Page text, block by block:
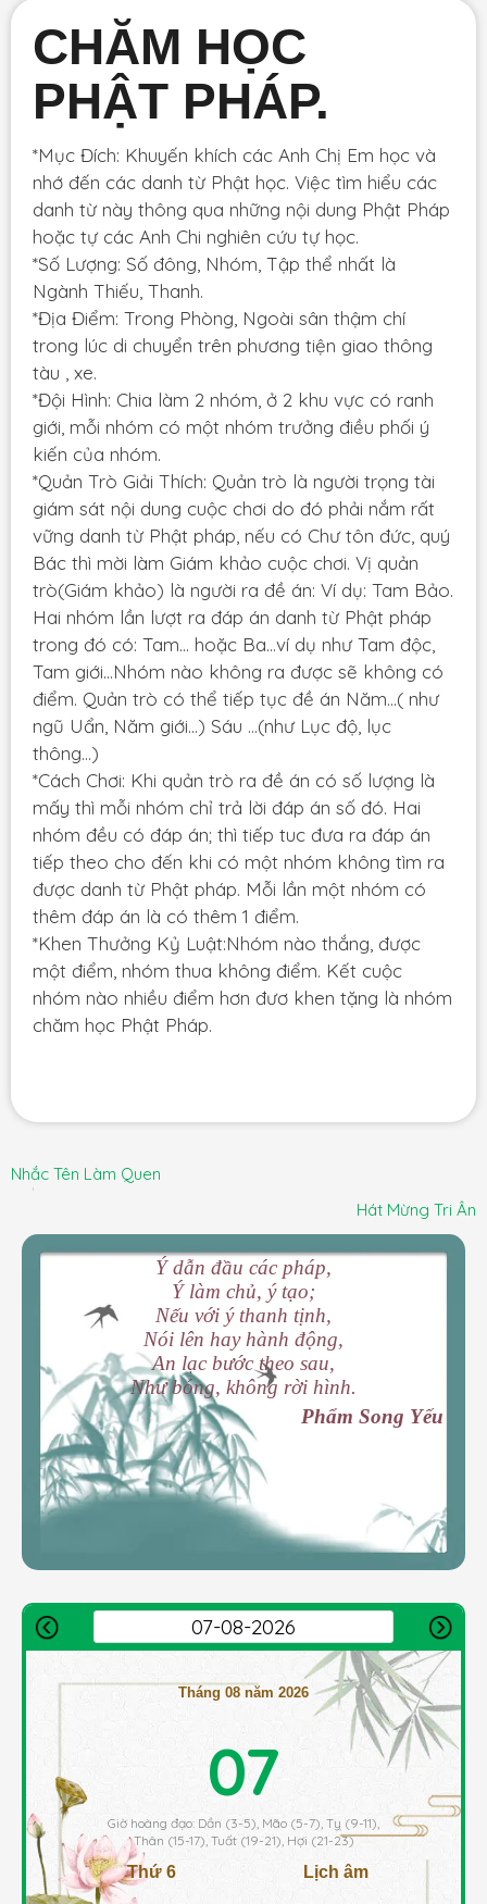
CHĂM HỌC
PHẬT PHÁP.
*Mục Đích: Khuyến khích các Anh Chị Em học và
nhớ đến các danh từ Phật học. Việc tìm hiểu các
danh từ này thông qua những nội dung Phật Pháp
hoặc tự các Anh Chi nghiên cứu tự học.
*Số Lượng: Số đông, Nhóm, Tập thể nhất là
Ngành Thiếu, Thanh.
*Địa Điểm: Trong Phòng, Ngoài sân thậm chí
trong lúc di chuyển trên phương tiện giao thông
tàu , xe.
*Đội Hình: Chia làm 2 nhóm, ở 2 khu vực có ranh
giới, mỗi nhóm có một nhóm trưởng điều phối ý
kiến của nhóm.
*Quản Trò Giải Thích: Quản trò là người trọng tài
giám sát nội dung cuộc chơi do đó phải nắm rất
vững danh từ Phật pháp, nếu có Chư tôn đức, quý
Bác thì mời làm Giám khảo cuộc chơi. Vị quản
trò(Giám khảo) là người ra đề án: Ví dụ: Tam Bảo.
Hai nhóm lần lượt ra đáp án danh từ Phật pháp
trong đó có: Tam… hoặc Ba…ví dụ như Tam độc,
Tam giới…Nhóm nào không ra được sẽ không có
điểm. Quản trò có thể tiếp tục đề án Năm…( như
ngũ Uẩn, Năm giới…) Sáu …(như Lục độ, lục
thông…)
*Cách Chơi: Khi quản trò ra đề án có số lượng là
mấy thì mỗi nhóm chỉ trả lời đáp án số đó. Hai
nhóm đều có đáp án; thì tiếp tuc đưa ra đáp án
tiếp theo cho đến khi có một nhóm không tìm ra
được danh từ Phật pháp. Mỗi lần một nhóm có
thêm đáp án là có thêm 1 điểm.
*Khen Thưởng Kỷ Luật:Nhóm nào thắng, được
một điểm, nhóm thua không điểm. Kết cuộc
nhóm nào nhiều điểm hơn đươ khen tặng là nhóm
chăm học Phật Pháp.
Nhắc Tên Làm Quen
Hát Mừng Tri Ân
Ý dẫn đầu các pháp,
Ý làm chủ, ý tạo;
Nếu với ý thanh tịnh,
Nói lên hay hành động,
An lạc bước theo sau,
Như bóng, không rời hình.
Phẩm Song Yếu
Tháng 08 năm 2026
07
Giờ hoàng đạo: Dần (3-5), Mão (5-7), Tỵ (9-11),
Thân (15-17), Tuất (19-21), Hợi (21-23)
Thứ 6 Lịch âm